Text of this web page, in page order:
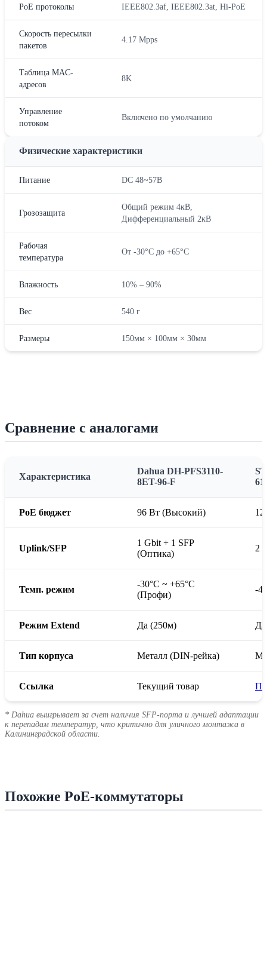
PoE протоколы IEEE802.3af, IEEE802.3at, Hi-PoE
Скорость пересылки
пакетов
4.17 Mpps
Таблица MAC-
адресов
8K
Управление
потоком
Включено по умолчанию
Физические характеристики
Питание DC 48~57В
Грозозащита
Общий режим 4кВ,
Дифференциальный 2кВ
Рабочая
температура
От -30°C до +65°C
Влажность 10% – 90%
Вес 540 г
Размеры 150мм × 100мм × 30мм
Сравнение с аналогами
Характеристика
Dahua DH-PFS3110-
8ET-96-F
PoE бюджет 96 Вт (Высокий)
Uplink/SFP
1 Gbit + 1 SFP
(Оптика)
2
Темп. режим
-30°C ~ +65°C
(Профи)
-
Режим Extend Да (250м)
Тип корпуса Металл (DIN-рейка)
Ссылка Текущий товар
* Dahua выигрывает за счет наличия SFP-порта и лучшей адаптации
к перепадам температур, что критично для уличного монтажа в
Калининградской области.
Похожие PoE-коммутаторы